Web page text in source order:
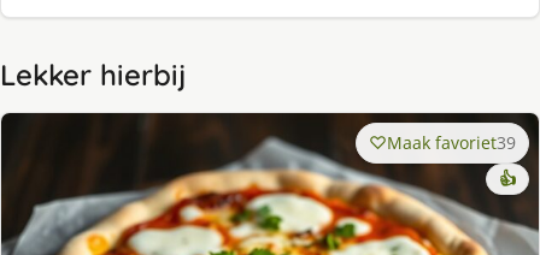
Lekker hierbij
Maak favoriet39
👍